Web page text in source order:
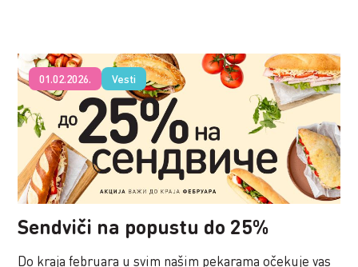
01.02.2026. Vesti
Sendviči na popustu do 25%
Do kraja februara u svim našim pekarama očekuje vas